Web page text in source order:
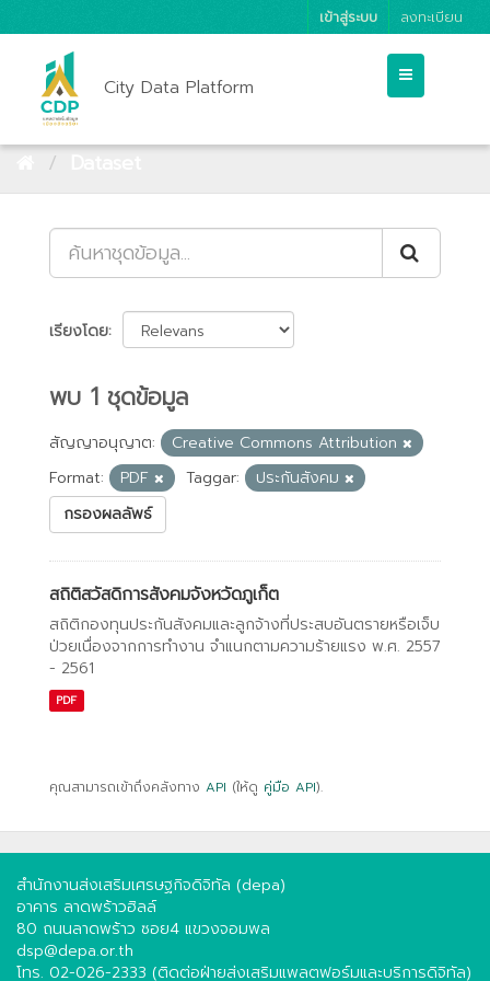
เข้าสู่ระบบ ลงทะเบียน
City Data Platform
เรียงโดย
พบ 1 ชุดข้อมูล
สัญญาอนุญาต:
Creative Commons Attribution
Format:
PDF Taggar:
ประกันสังคม
กรองผลลัพธ์
สถิติสวัสดิการสังคมจังหวัดภูเก็ต
สถิติกองทุนประกันสังคมและลูกจ้างที่ประสบอันตรายหรือเจ็บ
ป่วยเนื่องจากการทํางาน จําแนกตามความร้ายแรง พ.ศ. 2557
- 2561
PDF
คุณสามารถเข้าถึงคลังทาง API (ให้ดู คู่มือ API).
สำนักงานส่งเสริมเศรษฐกิจดิจิทัล (depa)
อาคาร ลาดพร้าวฮิลล์
80 ถนนลาดพร้าว ซอย4 แขวงจอมพล
dsp@depa.or.th
โทร. 02-026-2333 (ติดต่อฝ่ายส่งเสริมแพลตฟอร์มและบริการดิจิทัล)